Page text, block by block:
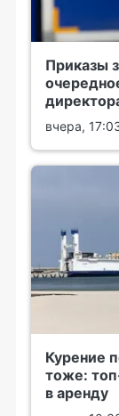
Приказы
вчера,
Курение
тоже:
в аренду